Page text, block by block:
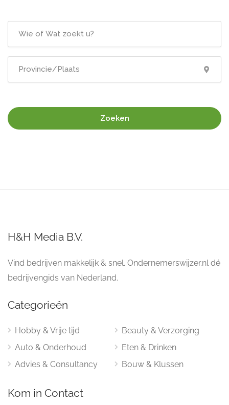
Zoeken
H&H Media B.V.
Vind bedrijven makkelijk & snel. Ondernemerswijzer.nl dé
bedrijvengids van Nederland.
Categorieën
Hobby & Vrije tijd
Auto & Onderhoud
Advies & Consultancy
Beauty & Verzorging
Eten & Drinken
Bouw & Klussen
Kom in Contact